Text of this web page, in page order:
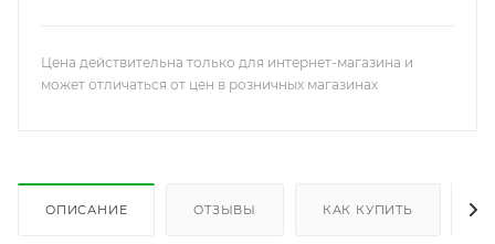
Цена действительна только для интернет-магазина и
может отличаться от цен в розничных магазинах
ОПИСАНИЕ ОТЗЫВЫ КАК КУПИТЬ